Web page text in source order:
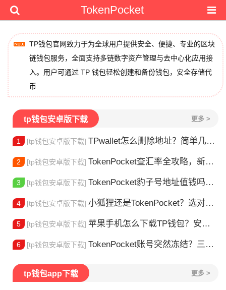
TokenPocket
TP钱包官网致力于为全球用户提供安全、便捷、专业的区块
链钱包服务，全面支持多链数字资产管理与去中心化应用接
入。用户可通过 TP 钱包轻松创建和备份钱包，安全存储代
币
tp钱包安卓版下载 更多 >
1 [tp钱包安卓版下载] TPwallet怎么删除地址？简单几步教你移除多余钱包
2 [tp钱包安卓版下载] TokenPocket查汇率全攻略，新手一看就会
3 [tp钱包安卓版下载] TokenPocket豹子号地址值钱吗？新手看完这篇就懂了
4 [tp钱包安卓版下载] 小狐狸还是TokenPocket？选对钱包很重要
5 [tp钱包安卓版下载] 苹果手机怎么下载TP钱包？安装教程来了
6 [tp钱包安卓版下载] TokenPocket账号突然冻结？三步教你快速解冻
tp钱包app下载 更多 >